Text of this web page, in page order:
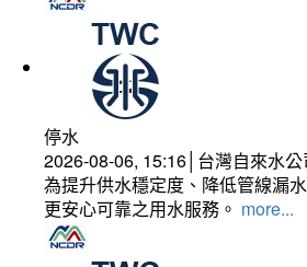
停水
2026-08-06, 15:16│台灣自來水公
為提升供水穩定度、降低管線漏
更安心可靠之用水服務。 more...